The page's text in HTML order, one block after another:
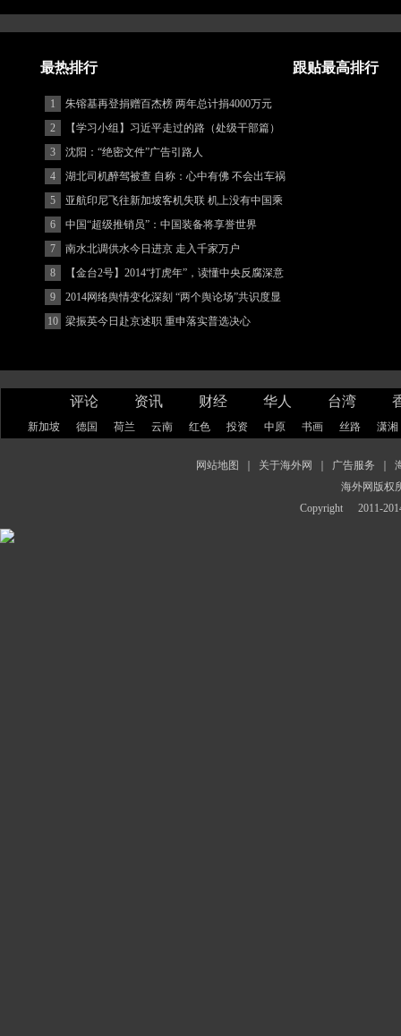
最热排行 跟贴最高排行
1
朱镕基再登捐赠百杰榜 两年总计捐4000万元
2
【学习小组】习近平走过的路（处级干部篇）
3
沈阳：“绝密文件”广告引路人
4
湖北司机醉驾被查 自称：心中有佛 不会出车祸
(图)
5
亚航印尼飞往新加坡客机失联 机上没有中国乘
客
6
中国“超级推销员”：中国装备将享誉世界
7
南水北调供水今日进京 走入千家万户
8
【金台2号】2014“打虎年”，读懂中央反腐深意
9
2014网络舆情变化深刻 “两个舆论场”共识度显
著增强
10 梁振英今日赴京述职 重申落实普选决心
评论 资讯 财经 华人 台湾
新加坡 德国 荷兰 云南 红色 投资 中原 书画 丝路 潇湘
网站地图 关于海外网 广告服务
海外网版权
Copyright
2011-